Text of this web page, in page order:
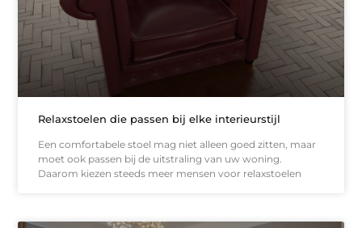
Relaxstoelen die passen bij elke interieurstijl
Een comfortabele stoel mag niet alleen goed zitten, maar
moet ook passen bij de uitstraling van uw woning.
Daarom kiezen steeds meer mensen voor relaxstoelen